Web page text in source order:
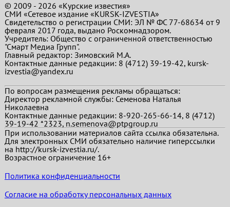
© 2009 - 2026 «Курские известия»
СМИ «Сетевое издание «KURSK-IZVESTIA»
Свидетельство о регистрации СМИ: ЭЛ № ФС 77-68634 от 9
февраля 2017 года, выдано Роскомнадзором.
Учредитель: Общество с ограниченной ответственностью
"Смарт Медиа Групп".
Главный редактор:Зимовский М.А.
Контактные данные редакции: 8 (4712) 39-19-42, kursk-
izvestia@yandex.ru
По вопросам размещения рекламы обращаться:
Директор рекламной службы: Семенова Наталья
Николаевна
Контактные данные редакции: 8-920-265-66-14, 8 (4712)
39-19-42 *2323, n.semenova@ptpgroup.ru
При использовании материалов сайта ссылка обязательна.
Для электронных СМИ обязательно наличие гиперссылки
на http://kursk-izvestia.ru/.
Возрастное ограничение 16+
Политика конфиденциальности
Согласие на обработку персональных данных